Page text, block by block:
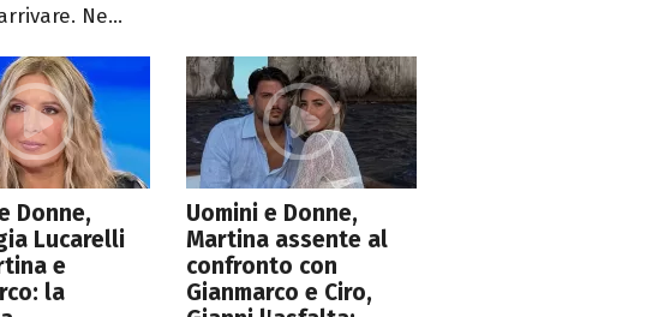
Ne...
Donne,
Lucarelli
e
la
Uomini e Donne,
Martina assente al
confronto con
Gianmarco e Ciro,